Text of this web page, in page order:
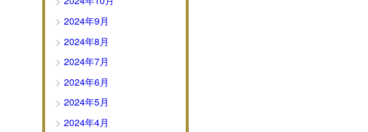
2024年9月
2024年8月
2024年7月
2024年6月
2024年5月
2024年4月